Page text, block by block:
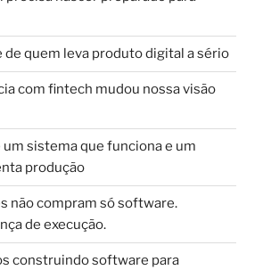
de quem leva produto digital a sério
com fintech mudou nossa visão
sistema que funciona e um
produção
não compram só software.
de execução.
construindo software para